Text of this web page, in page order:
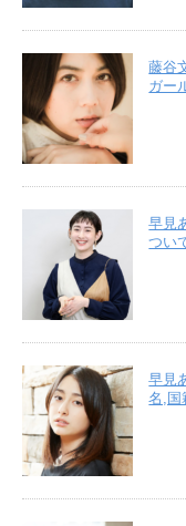
藤谷
ガー
早見
つい
早見
名,国